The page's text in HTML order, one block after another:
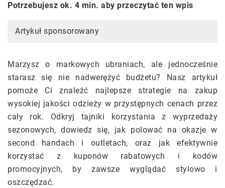
Potrzebujesz ok. 4 min. aby przeczytać ten wpis
Artykuł sponsorowany
Marzysz o markowych ubraniach, ale jednocześnie
starasz się nie nadwerężyć budżetu? Nasz artykuł
pomoże Ci znaleźć najlepsze strategie na zakup
wysokiej jakości odzieży w przystępnych cenach przez
cały rok. Odkryj tajniki korzystania z wyprzedaży
sezonowych, dowiedz się, jak polować na okazje w
second handach i outletach, oraz jak efektywnie
korzystać z kuponów rabatowych i kodów
promocyjnych, by zawsze wyglądać stylowo i
oszczędzać.